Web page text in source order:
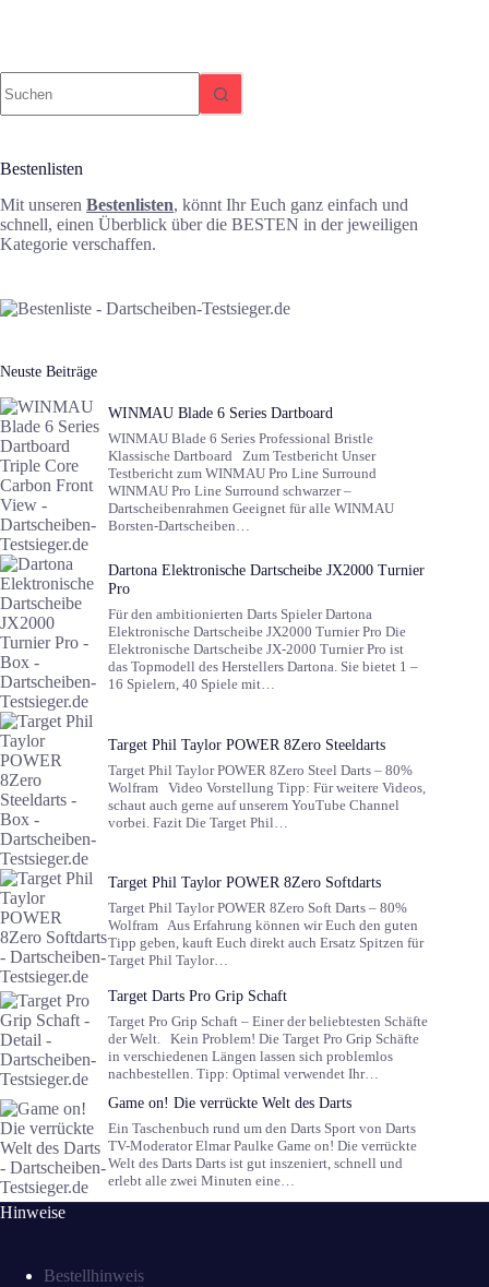
Bestenlisten
Mit unseren Bestenlisten, könnt Ihr Euch ganz einfach und
schnell, einen Überblick über die BESTEN in der jeweiligen
Kategorie verschaffen.
Neuste Beiträge
WINMAU Blade 6 Series Dartboard
WINMAU Blade 6 Series Professional Bristle
Klassische Dartboard Zum Testbericht Unser
Testbericht zum WINMAU Pro Line Surround
WINMAU Pro Line Surround schwarzer –
Dartscheibenrahmen Geeignet für alle WINMAU
Borsten-Dartscheiben…
Dartona Elektronische Dartscheibe JX2000 Turnier
Pro
Für den ambitionierten Darts Spieler Dartona
Elektronische Dartscheibe JX2000 Turnier Pro Die
Elektronische Dartscheibe JX-2000 Turnier Pro ist
das Topmodell des Herstellers Dartona. Sie bietet 1 –
16 Spielern, 40 Spiele mit…
Target Phil Taylor POWER 8Zero Steeldarts
Target Phil Taylor POWER 8Zero Steel Darts – 80%
Wolfram Video Vorstellung Tipp: Für weitere Videos,
schaut auch gerne auf unserem YouTube Channel
vorbei. Fazit Die Target Phil…
Target Phil Taylor POWER 8Zero Softdarts
Target Phil Taylor POWER 8Zero Soft Darts – 80%
Wolfram Aus Erfahrung können wir Euch den guten
Tipp geben, kauft Euch direkt auch Ersatz Spitzen für
Target Phil Taylor…
Target Darts Pro Grip Schaft
Target Pro Grip Schaft – Einer der beliebtesten Schäfte
der Welt. Kein Problem! Die Target Pro Grip Schäfte
in verschiedenen Längen lassen sich problemlos
nachbestellen. Tipp: Optimal verwendet Ihr…
Game on! Die verrückte Welt des Darts
Ein Taschenbuch rund um den Darts Sport von Darts
TV-Moderator Elmar Paulke Game on! Die verrückte
Welt des Darts Darts ist gut inszeniert, schnell und
erlebt alle zwei Minuten eine…
Hinweise
Bestellhinweis